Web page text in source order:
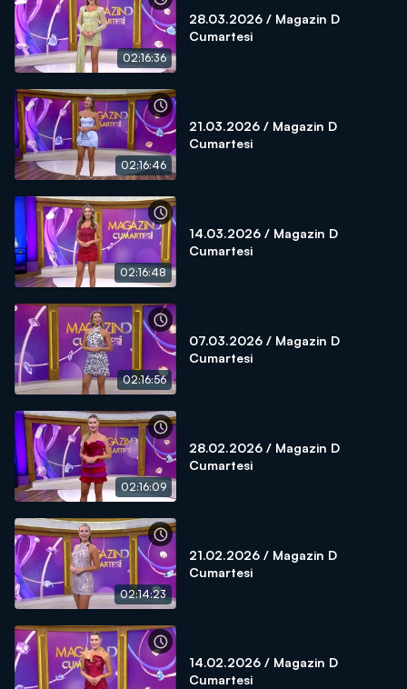
02:16:36
28.03.2026 / Magazin D
Cumartesi
02:16:46
21.03.2026 / Magazin D
Cumartesi
02:16:48
14.03.2026 / Magazin D
Cumartesi
02:16:56
07.03.2026 / Magazin D
Cumartesi
02:16:09
28.02.2026 / Magazin D
Cumartesi
02:14:23
21.02.2026 / Magazin D
Cumartesi
14.02.2026 / Magazin D
Cumartesi